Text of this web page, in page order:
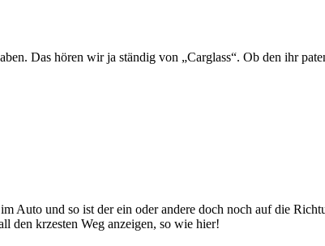
Das hören wir ja ständig von „Carglass“. Ob den ihr
und so ist der ein oder andere doch noch auf die
den krzesten Weg anzeigen, so wie hier!